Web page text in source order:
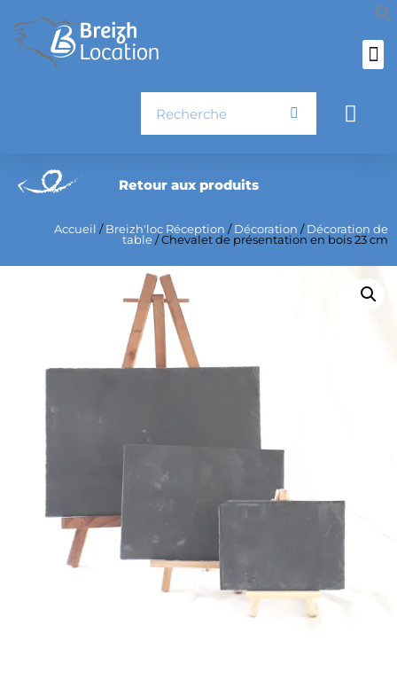
au
contenu
Retour aux produits
Accueil / Breizh'loc Réception / Décoration / Décoration de
table / Chevalet de présentation en bois 23 cm